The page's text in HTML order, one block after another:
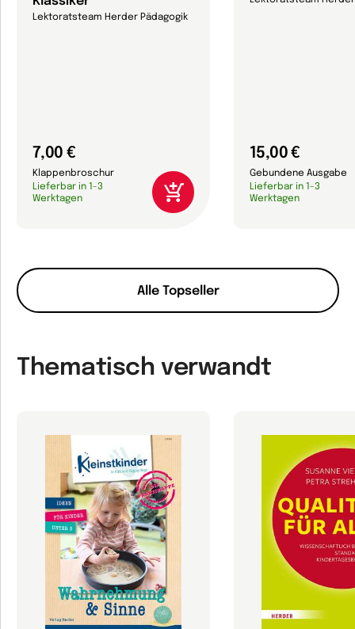
Alle Topseller
Lektoratsteam Herder Pädagogik
7,00 €
Klappenbroschur
Lieferbar in 1-3
Werktagen
15,00 €
Gebundene Ausgabe
Lieferbar in 1-3
Werktagen
Thematisch verwandt